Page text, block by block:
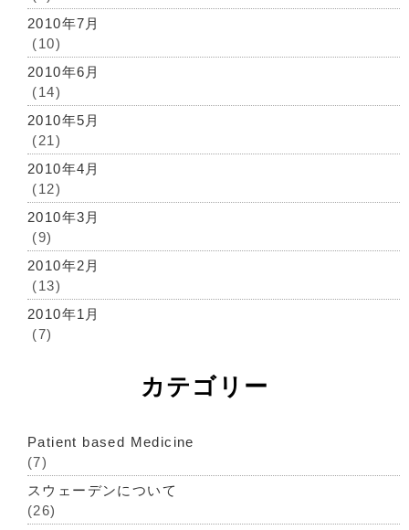
2010年7月
(10)
2010年6月
(14)
2010年5月
(21)
2010年4月
(12)
2010年3月
(9)
2010年2月
(13)
2010年1月
(7)
カテゴリー
Patient based Medicine
(7)
スウェーデンについて
(26)